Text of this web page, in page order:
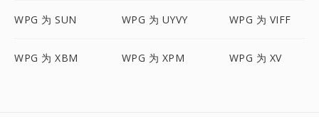
WPG 为 SUN WPG 为 UYVY WPG 为 VIFF
WPG 为 XBM WPG 为 XPM WPG 为 XV